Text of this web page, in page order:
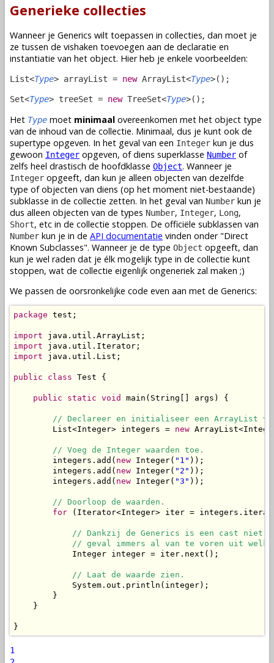
Generieke collecties
Wanneer je Generics wilt toepassen in collecties, dan moet je
ze tussen de vishaken toevoegen aan de declaratie en
instantiatie van het object. Hier heb je enkele voorbeelden:
List<Type> arrayList = newArrayList<Type>();
Set<Type> treeSet = newTreeSet<Type>();
Het Type moet minimaal overeenkomen met het object type
van de inhoud van de collectie. Minimaal, dus je kunt ook de
supertype opgeven. In het geval van een Integer kun je dus
gewoon Integer opgeven, of diens superklasse Number of
zelfs heel drastisch de hoofdklasse Object. Wanneer je
Integer opgeeft, dan kun je alleen objecten van dezelfde
type of objecten van diens (op het moment niet-bestaande)
subklasse in de collectie zetten. In het geval van Number kun je
dus alleen objecten van de types Number, Integer, Long,
Short, etc in de collectie stoppen. De officiële subklassen van
Number kun je in de API documentatie vinden onder "Direct
Known Subclasses". Wanneer je de type Object opgeeft, dan
kun je wel raden dat je élk mogelijk type in de collectie kunt
stoppen, wat de collectie eigenlijk ongeneriek zal maken ;)
We passen de oorsronkelijke code even aan met de Generics:
package test;
import
import
import java.util.List;
public class Test {
public static void main(String[] args) {
// Declareer en initialiseer een ArrayList
        List<Integer> integers =
new
// Voeg de Integer waarden toe.
        integers.add(
new Integer( "1" ));
        integers.add(
new Integer( "2" ));
        integers.add(
new Integer( "3" ));
// Doorloop de waarden.
for (Iterator<Integer> iter =
// Dankzij de Generics is een cast niet
// geval immers al van te voren uit
            Integer integer = iter.next();
// Laat de waarde zien.
            System.out.println(integer);
        }
    }
}
1